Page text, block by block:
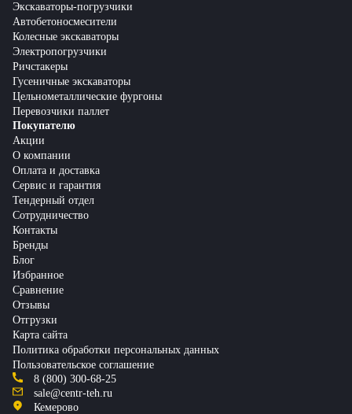
Экскаваторы-погрузчики
Автобетоносмесители
Колесные экскаваторы
Электропогрузчики
Ричстакеры
Гусеничные экскаваторы
Цельнометаллические фургоны
Перевозчики паллет
Покупателю
Акции
О компании
Оплата и доставка
Сервис и гарантия
Тендерный отдел
Сотрудничество
Контакты
Бренды
Блог
Избранное
Сравнение
Отзывы
Отгрузки
Карта сайта
Политика обработки персональных данных
Пользовательское соглашение
8 (800) 300-68-25
sale@centr-teh.ru
Кемерово